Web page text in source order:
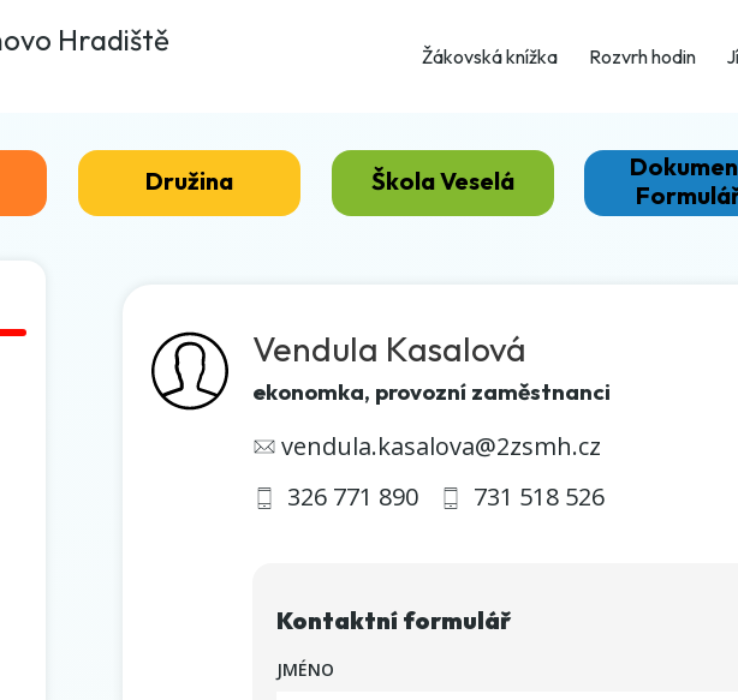
Hradiště
Žákovská knížka Rozvrh hodin
Družina Škola Veselá
Vendula Kasalová
ekonomka, provozní zaměstnanci
vendula.kasalova@2zsmh.cz
326 771 890
731 518 526
Kontaktní formulář
JMÉNO